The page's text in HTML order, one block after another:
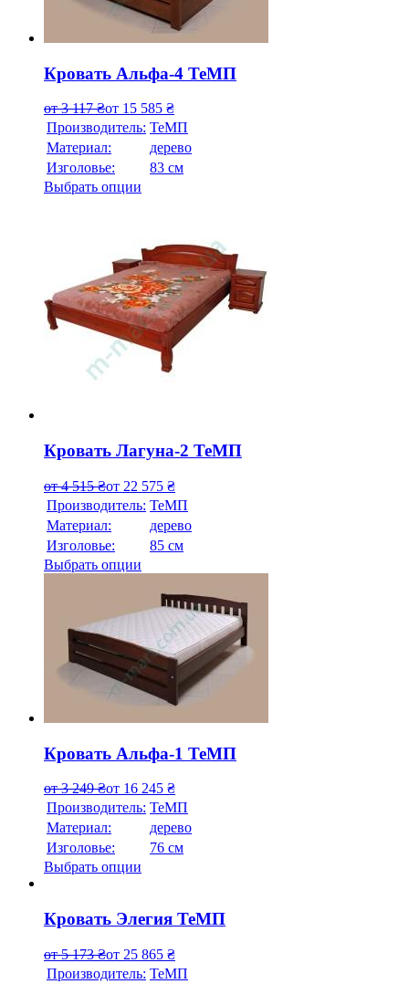
Кровать Альфа-4 ТеМП
от3 117₴от 15 585 ₴
Производитель: ТеМП
Материал:
дерево
Изголовье:
83 см
Выбрать опции
Кровать Лагуна-2 ТеМП
от4 515₴от 22 575 ₴
Производитель: ТеМП
Материал:
дерево
Изголовье:
85 см
Выбрать опции
Кровать Альфа-1 ТеМП
от3 249₴от 16 245 ₴
Производитель: ТеМП
Материал:
дерево
Изголовье:
76 см
Выбрать опции
Кровать Элегия ТеМП
от5 173₴от 25 865 ₴
Производитель: ТеМП